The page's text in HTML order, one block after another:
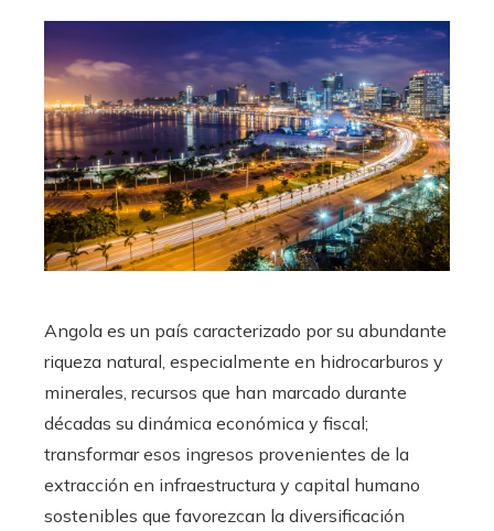
Angola es un país caracterizado por su abundante
riqueza natural, especialmente en hidrocarburos y
minerales, recursos que han marcado durante
décadas su dinámica económica y fiscal;
transformar esos ingresos provenientes de la
extracción en infraestructura y capital humano
sostenibles que favorezcan la diversificación